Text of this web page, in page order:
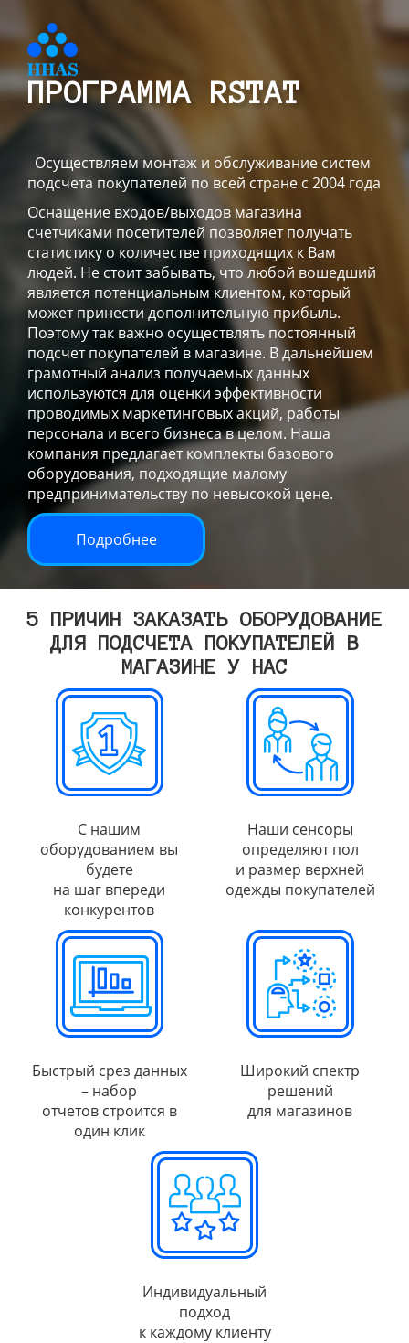
ПРОГРАММА RSTAT
Осуществляем монтаж и обслуживание систем
подсчета покупателей по всей стране с 2004 года
Оснащение входов/выходов магазина
счетчиками посетителей позволяет получать
статистику о количестве приходящих к Вам
людей. Не стоит забывать, что любой вошедший
является потенциальным клиентом, который
может принести дополнительную прибыль.
Поэтому так важно осуществлять постоянный
подсчет покупателей в магазине. В дальнейшем
грамотный анализ получаемых данных
используются для оценки эффективности
проводимых маркетинговых акций, работы
персонала и всего бизнеса в целом. Наша
компания предлагает комплекты базового
оборудования, подходящие малому
предпринимательству по невысокой цене.
Подробнее
5 ПРИЧИН ЗАКАЗАТЬ ОБОРУДОВАНИЕ
ДЛЯ ПОДСЧЕТА ПОКУПАТЕЛЕЙ В
МАГАЗИНЕ У НАС
С нашим
оборудованием вы
будете
на шаг впереди
конкурентов
Наши сенсоры
определяют пол
и размер верхней
одежды покупателей
Быстрый срез данных
– набор
отчетов строится в
один клик
Широкий спектр
решений
для магазинов
Индивидуальный
подход
к каждому клиенту